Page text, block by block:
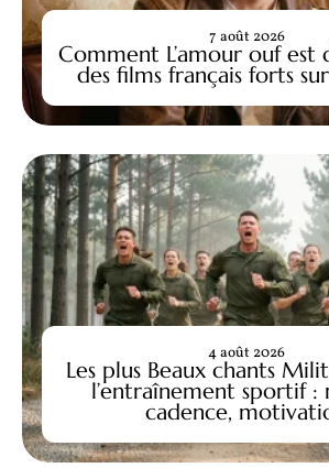
Comment L’amour ouf est
des films français forts
7 août 2026
Les plus Beaux chants
l’entraînement sportif :
cadence,
4 août 2026